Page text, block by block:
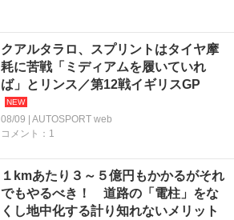
クアルタラロ、スプリントはタイヤ摩
耗に苦戦「ミディアムを履いていれ
ば」とリンス／第12戦イギリスGP
08/09 | AUTOSPORT web
コメント：1
１kmあたり３～５億円もかかるがそれ
でもやるべき！ 道路の「電柱」をな
くし地中化する計り知れないメリット